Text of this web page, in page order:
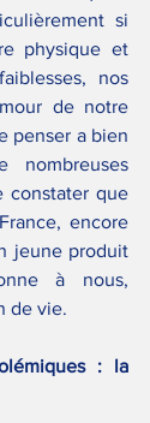
si
physique et
nos
de notre
penser a bien
nombreuses
constater que
encore
jeune produit
à nous,
de vie.
: la